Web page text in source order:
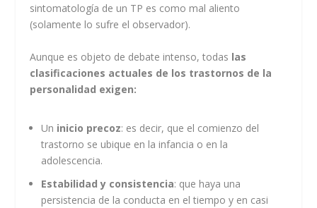
sintomatología de un TP es como mal aliento
(solamente lo sufre el observador).
Aunque es objeto de debate intenso, todas las
clasificaciones actuales de los trastornos de la
personalidad exigen:
Un inicio precoz: es decir, que el comienzo del
trastorno se ubique en la infancia o en la
adolescencia.
Estabilidad y consistencia: que haya una
persistencia de la conducta en el tiempo y en casi